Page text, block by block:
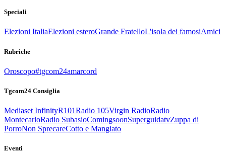
Speciali
Elezioni ItaliaElezioni esteroGrande FratelloL'isola dei famosiAmici
Rubriche
Oroscopo#tgcom24amarcord
Tgcom24 Consiglia
Mediaset InfinityR101Radio 105Virgin RadioRadio
MontecarloRadio SubasioComingsoonSuperguidatvZuppa di
PorroNon SprecareCotto e Mangiato
Eventi